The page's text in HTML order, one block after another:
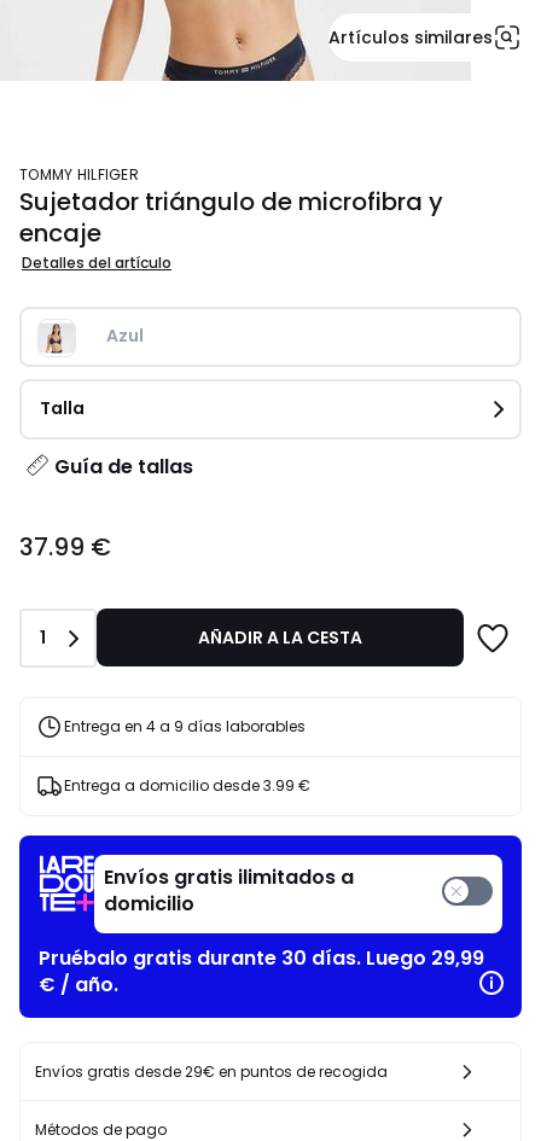
Artículos similares
TOMMY HILFIGER
Sujetador triángulo de microfibra y
encaje
Detalles del artículo
Azul
Talla
Guía de tallas
€.
37.99 €
Cantidad
1 AÑADIR A LA CESTA
Entrega en 4 a 9 días laborables
Entrega a domicilio desde3.99 €
Envíos gratis ilimitados a
domicilio
Pruébalo gratis durante 30 días. Luego 29,99
€ / año.
Envíos gratis desde 29€ en puntos de recogida
Métodos de pago